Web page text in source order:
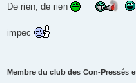
a
De rien, de rien
impec
Membre du club des Con-Pressés